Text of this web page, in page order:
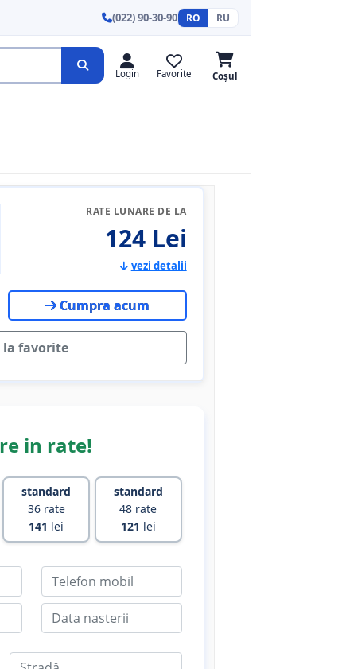
(022) 90-30-90 RO RU
Login Favorite Coșul
RATE LUNARE DE LA
124 Lei
vezi detalii
Cumpra acum
la favorite
in rate!
standard
36 rate
141 lei
standard
48 rate
121 lei